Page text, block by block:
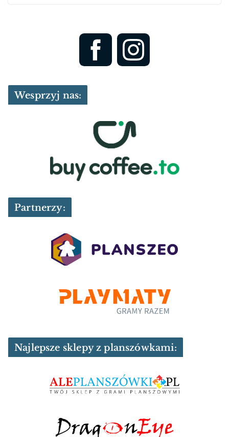
Wesprzyj nas:
Partnerzy:
Najlepsze sklepy z planszówkami: